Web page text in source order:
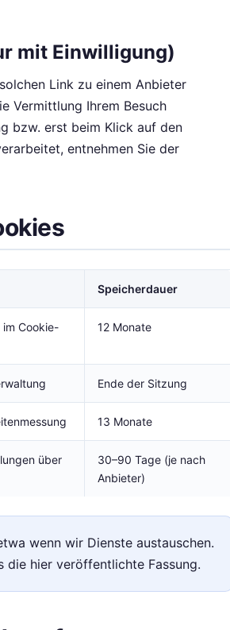
mit Einwilligung)
Link zu einem Anbieter
Vermittlung Ihrem Besuch
bzw. erst beim Klick auf den
entnehmen Sie der
Speicherdauer
im Cookie-
12 Monate
Ende der Sitzung
13 Monate
über
30–90 Tage (je nach
Anbieter)
wenn wir Dienste austauschen.
die hier veröffentlichte Fassung.